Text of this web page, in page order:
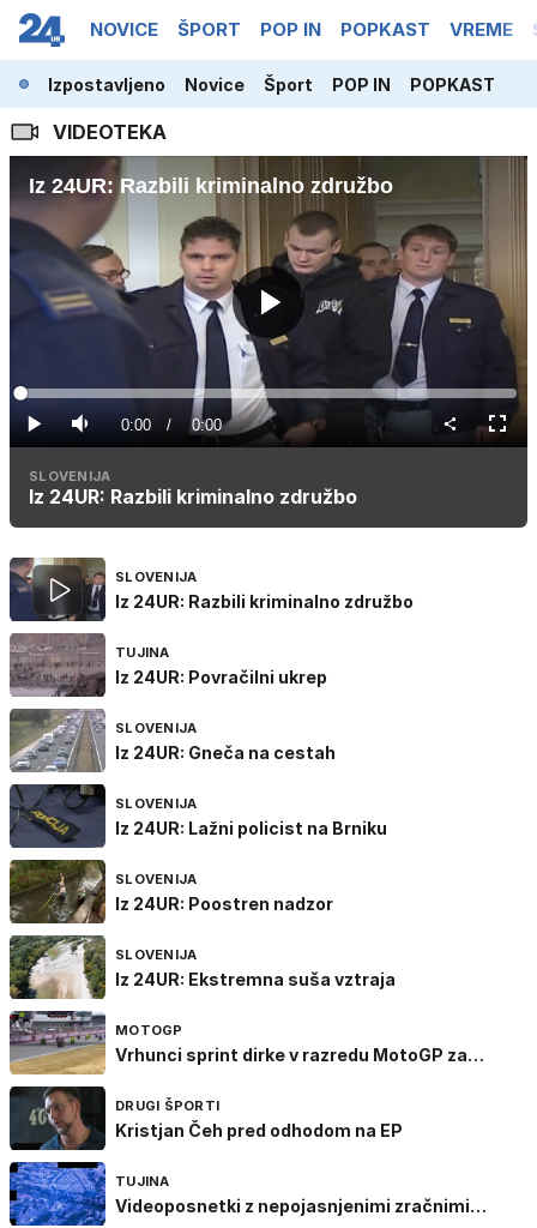
NOVICE ŠPORT POP IN POPKAST VREME
Izpostavljeno Novice Šport POP IN POPKAST
VIDEOTEKA
Iz 24UR: Razbili kriminalno združbo
Predvajaj
PredvajajTiho Current
0:00 / Duration
0:00
Loaded:
0%
način
SLOVENIJA
Iz 24UR: Razbili kriminalno združbo
SLOVENIJA
Iz 24UR: Razbili kriminalno združbo
TUJINA
Iz 24UR: Povračilni ukrep
SLOVENIJA
Iz 24UR: Gneča na cestah
SLOVENIJA
Iz 24UR: Lažni policist na Brniku
SLOVENIJA
Iz 24UR: Poostren nadzor
SLOVENIJA
Iz 24UR: Ekstremna suša vztraja
MOTOGP
Vrhunci sprint dirke v razredu MotoGP za
DRUGI ŠPORTI
Kristjan Čeh pred odhodom na EP
TUJINA
Videoposnetki z nepojasnjenimi zračnimi